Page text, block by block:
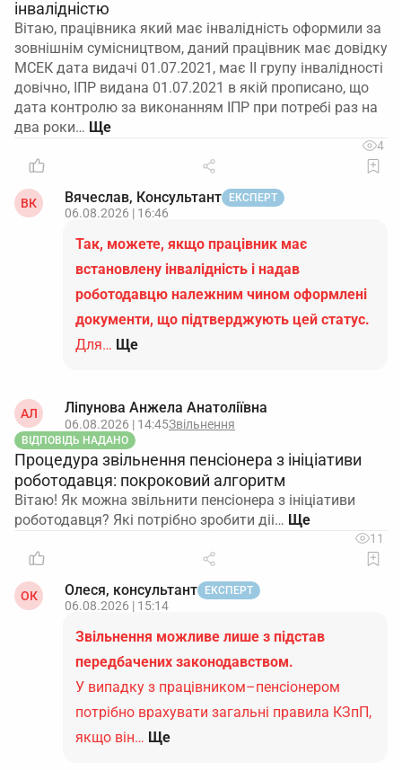
інвалідністю
Вітаю, працівника який має інвалідність оформили за
зовнішнім сумісництвом, даний працівник має довідку
МСЕК дата видачі 01.07.2021, має ІІ групу інвалідності
довічно, ІПР видана 01.07.2021 в якій прописано, що
дата контролю за виконанням ІПР при потребі раз на
два роки…
4
ВК Вячеслав, Консультант ЕКСПЕРТ
06.08.2026 | 16:46
Так, можете, якщо працівник має
встановлену інвалідність і надав
роботодавцю належним чином оформлені
документи, що підтверджують цей статус.
Для… Ще
АЛ Ліпунова Анжела Анатоліївна
06.08.2026 | 14:45Звільнення
ВІДПОВІДЬ НАДАНО
Процедура звільнення пенсіонера з ініціативи
роботодавця: покроковий алгоритм
Вітаю! Як можна звільнити пенсіонера з ініціативи
роботодавця? Які потрібно зробити діі…
11
ОК Олеся, консультант ЕКСПЕРТ
06.08.2026 | 15:14
Звільнення можливе лише з підстав
передбачених законодавством.
У випадку з працівником–пенсіонером
потрібно врахувати загальні правила КЗпП,
якщо він… Ще